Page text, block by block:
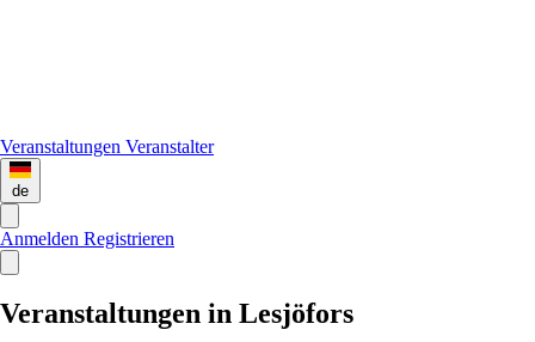
Veranstaltungen Veranstalter
de
Anmelden Registrieren
Veranstaltungen in Lesjöfors